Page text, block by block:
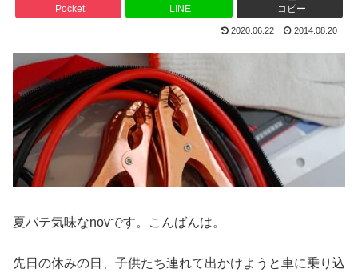
Pocket LINE コピー
2020.06.22 2014.08.20
夏バテ気味なnovです。こんばんは。
先日の休みの日、子供たち連れて出かけようと車に乗り込